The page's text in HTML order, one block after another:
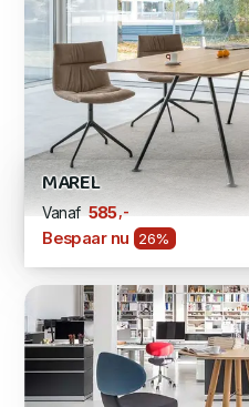
MAREL
Vanaf 585 ,-
Bespaar nu 26%